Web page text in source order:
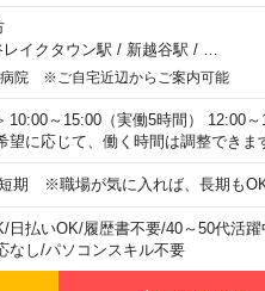
レイクタウン駅 / 新越谷駅 /
病院 ※ご自宅近辺からご案内可能
～15:00（実働5時間） 12:00
望に応じて、働く時間は調整できま
期 ※職場が気に入れば、長期も
/日払いOK/履歴書不要/40～50代活躍
なし/パソコンスキル不要